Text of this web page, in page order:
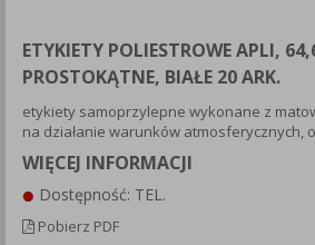
ETYKIETY POLIESTROWE APLI,
PROSTOKĄTNE, BIAŁE 20 ARK.
etykiety samoprzylepne wykonane z
na działanie warunków atmosferycznych,
WIĘCEJ INFORMACJI
Dostępność: TEL.
Pobierz PDF
zgoda której udzieliliście podczas
Każda Państwa zgoda jest dobrowolna i
momencie wycofać.
Polityka prywatności (rozwiń)
Klauzula Informacyjna (rozwiń)
Lista Zaufanych Partnerów (rozwiń)